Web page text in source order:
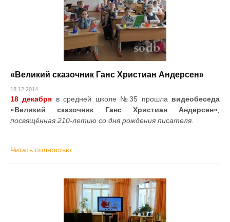
«Великий сказочник Ганс Христиан Андерсен»
18.12.2014
18 декабря в средней школе №35 прошла видеобеседа
«Великий сказочник Ганс Христиан Андерсен»,
посвящённая 210-летию со дня рождения писателя.
Читать полностью